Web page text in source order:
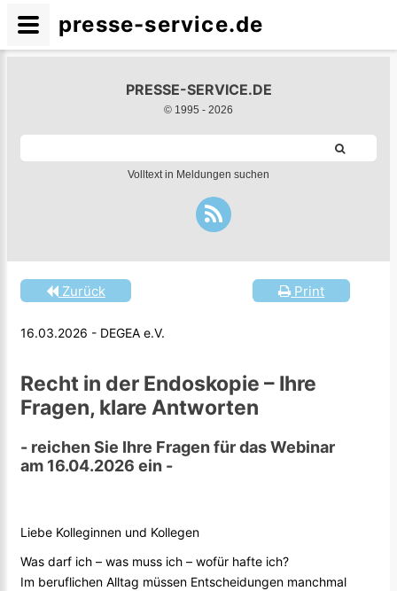
PRESSE-SERVICE.DE
© 1995 - 2026
Volltext in Meldungen suchen
Print
Zurück
16.03.2026 - DEGEA e.V.
Recht in der Endoskopie – Ihre
Fragen, klare Antworten
- reichen Sie Ihre Fragen für das Webinar
am 16.04.2026 ein -
Liebe Kolleginnen und Kollegen
Was darf ich – was muss ich – wofür hafte ich?
Im beruflichen Alltag müssen Entscheidungen manchmal
presse-service.de